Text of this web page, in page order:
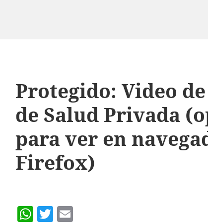
Protegido: Video
de Salud Privada
para ver en
Firefox)
W T